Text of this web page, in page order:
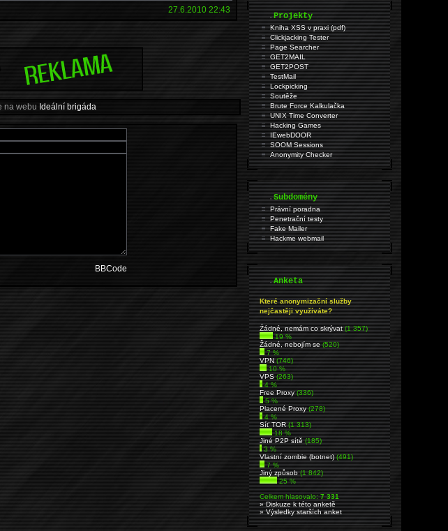
27.6.2010 22:43
na webu Ideální brigáda
BBCode
.Projekty
Kniha XSS v praxi (pdf)
Clickjacking Tester
Page Searcher
GET2MAIL
GET2POST
TestMail
Lockpicking
Soutěže
Brute Force Kalkulačka
UNIX Time Converter
Hacking Games
IEwebDOOR
SOOM Sessions
Anonymity Checker
.Subdomény
Právní poradna
Penetrační testy
Fake Mailer
Hackme webmail
.Anketa
Které anonymizační služby
nejčastěji využíváte?
Źádné, nemám co skrývat(1 357)
19 %
Žádné, nebojím se(520)
7 %
VPN(746)
10 %
VPS(263)
4 %
Free Proxy(336)
5 %
Placené Proxy(278)
4 %
Síť TOR(1 313)
18 %
Jiné P2P sítě(185)
3 %
Vlastní zombie (botnet)(491)
7 %
Jiný způsob(1 842)
25 %
Celkem hlasovalo:7 331
» Diskuze k této anketě
» Výsledky starších anket